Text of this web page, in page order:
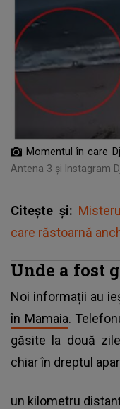
Momentul în care
Antena 3 și Instagram
Citește și:
care răstoarnă
Unde a fost
Noi informații au
în Mamaia.
găsite la două
chiar în dreptul
un kilometru